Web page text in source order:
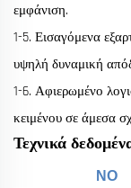
εμφάνιση.
1-5. Εισαγόμενα
υψηλή δυναμική
1-6. Αφιερωμένο
κειμένου σε άμεσα
Τεχνικά
NO